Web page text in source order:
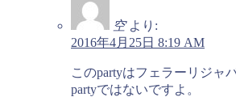
空 より:
2016年4月25日 8:19 AM
このpartyはフェラーリジャ
partyではないですよ。